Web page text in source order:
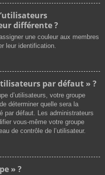
différente ?
une couleur aux membres
leur identification.
par défaut » ?
d’utilisateurs, votre groupe
déterminer quelle sera la
par défaut. Les administrateurs
vous-même votre groupe
de contrôle de l’utilisateur.
» ?